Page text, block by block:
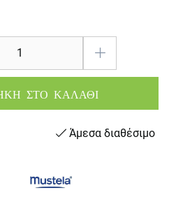
ΣΤΟ ΚΑΛΑΘΙ
Άμεσα διαθέσιμο